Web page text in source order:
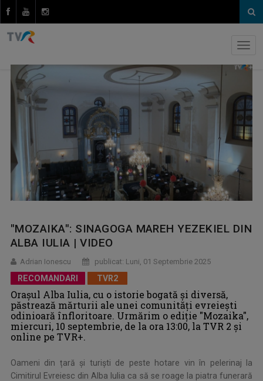
"MOZAIKA": SINAGOGA MAREH YEZEKIEL DIN
ALBA IULIA | VIDEO
Adrian Ionescu publicat: Luni, 01 Septembrie 2025
RECOMANDARI TVR2
Orașul Alba Iulia, cu o istorie bogată și diversă,
păstrează mărturii ale unei comunități evreiești
odinioară înfloritoare. Urmărim o ediție "Mozaika",
miercuri, 10 septembrie, de la ora 13:00, la TVR 2 și
online pe TVR+.
Oameni din țară și turiști de peste hotare vin în pelerinaj la
Cimitirul Evreiesc din Alba Iulia ca să se roage la piatra funerară